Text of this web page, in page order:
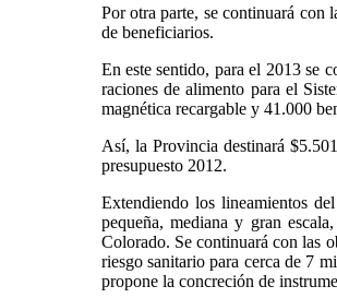
Por otra parte, se continuará con
de beneficiarios.
En este sentido, para el 2013 se
raciones de alimento para el
magnética recargable y 41.000
Así, la Provincia destinará
presupuesto 2012.
Extendiendo los lineamientos
pequeña, mediana y gran
Colorado. Se continuará con las
riesgo sanitario para cerca de 7
propone la concreción de